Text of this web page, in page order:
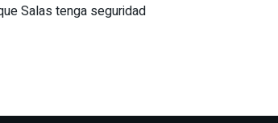
Salas tenga seguridad